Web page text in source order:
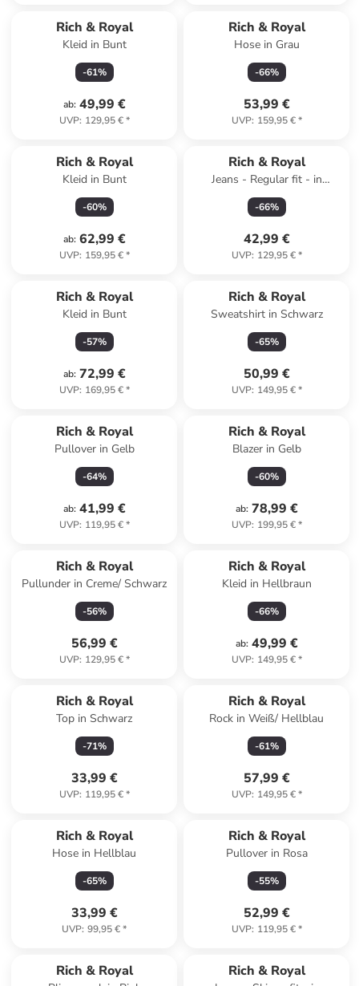
Rich & Royal
Kleid in Bunt
-61%
ab: 49,99 €
UVP: 129,95 €*
Rich & Royal
Hose in Grau
-66%
53,99 €
UVP: 159,95 €*
Rich & Royal
Kleid in Bunt
-60%
ab: 62,99 €
UVP: 159,95 €*
Rich & Royal
Jeans - Regular fit - in
Dunkelblau
-66%
42,99 €
UVP: 129,95 €*
Rich & Royal
Kleid in Bunt
-57%
ab: 72,99 €
UVP: 169,95 €*
Rich & Royal
Sweatshirt in Schwarz
-65%
50,99 €
UVP: 149,95 €*
Rich & Royal
Pullover in Gelb
-64%
ab: 41,99 €
UVP: 119,95 €*
Rich & Royal
Blazer in Gelb
-60%
ab: 78,99 €
UVP: 199,95 €*
Rich & Royal
Pullunder in Creme/ Schwarz
-56%
56,99 €
UVP: 129,95 €*
Rich & Royal
Kleid in Hellbraun
-66%
ab: 49,99 €
UVP: 149,95 €*
Rich & Royal
Top in Schwarz
-71%
33,99 €
UVP: 119,95 €*
Rich & Royal
Rock in Weiß/ Hellblau
-61%
57,99 €
UVP: 149,95 €*
Rich & Royal
Hose in Hellblau
-65%
33,99 €
UVP: 99,95 €*
Rich & Royal
Pullover in Rosa
-55%
52,99 €
UVP: 119,95 €*
Rich & Royal Rich & Royal